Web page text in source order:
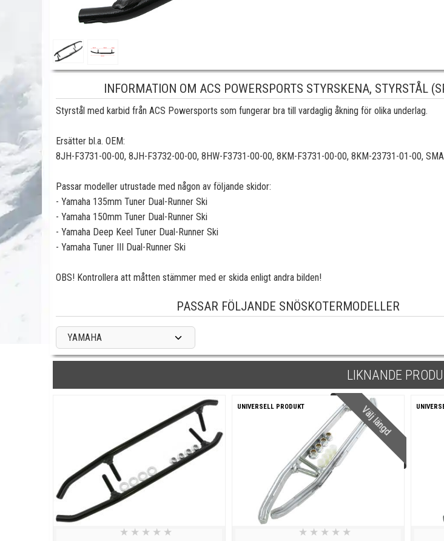
INFORMATION OM ACS POWERSPORTS STYRSKENA, STYRSTÅL
Styrstål med karbid från ACS Powersports som fungerar bra till vardaglig åkning för olika underlag.
Ersätter bl.a. OEM:
8JH-F3731-00-00, 8JH-F3732-00-00, 8HW-F3731-00-00, 8KM-F3731-00-00, 8KM-23731-01-00,
Passar modeller utrustade med någon av följande skidor:
- Yamaha 135mm Tuner Dual-Runner Ski
- Yamaha 150mm Tuner Dual-Runner Ski
- Yamaha Deep Keel Tuner Dual-Runner Ski
- Yamaha Tuner III Dual-Runner Ski
OBS! Kontrollera att måtten stämmer med er skida enligt andra bilden!
PASSAR FÖLJANDE SNÖSKOTERMODELLER
YAMAHA
LIKNANDE
★ ★ ★ ★ ★
Välj längd
UNIVERSELL PRODUKT
★ ★ ★ ★ ★